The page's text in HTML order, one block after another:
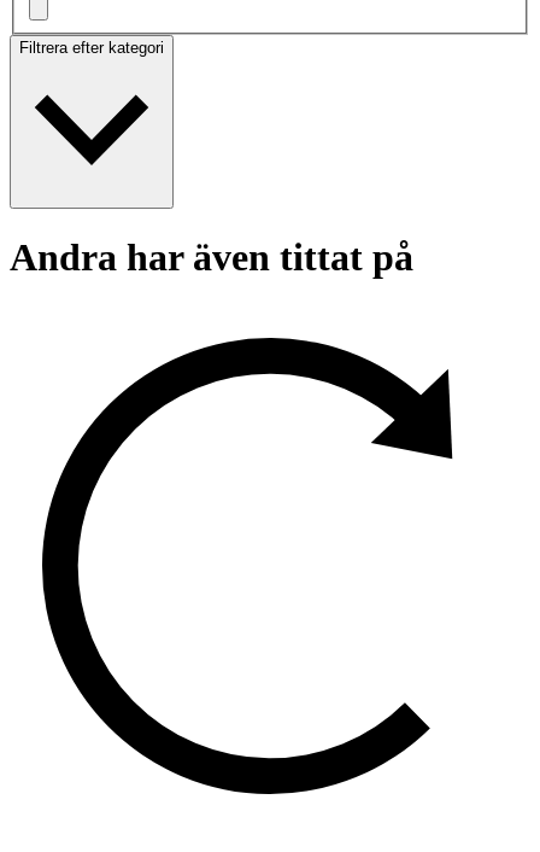
Filtrera efter kategori
Andra har även tittat på